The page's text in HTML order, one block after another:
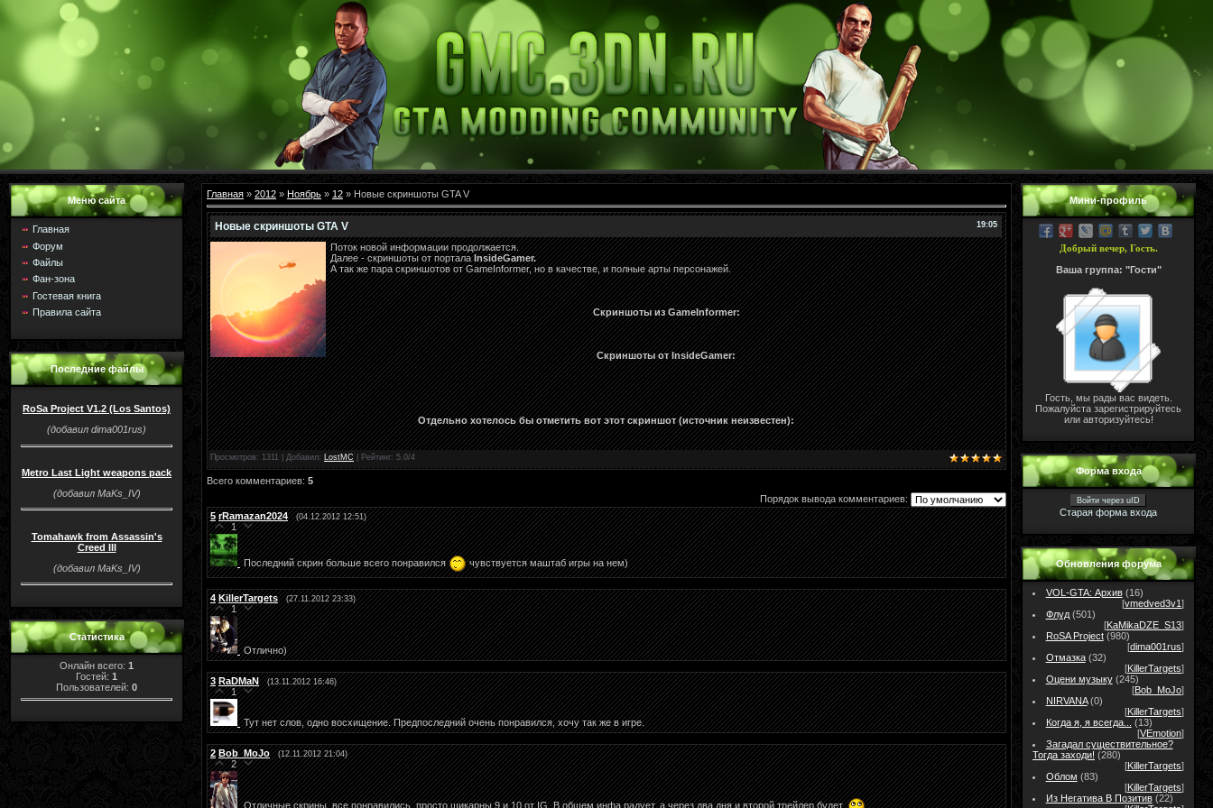
Меню сайта
Главная
Форум
Файлы
Фан-зона
Гостевая книга
Правила сайта
Последние файлы
RoSa Project V1.2 (Los Santos)
(добавил dima001rus)
Metro Last Light weapons pack
(добавил MaKs_IV)
Tomahawk from Assassin's
Creed III
(добавил MaKs_IV)
Статистика
Онлайн всего: 1
Гостей: 1
Пользователей: 0
Главная » 2012 » Ноябрь » 12 » Новые скриншоты GTA V
19:05
Новые скриншоты GTA V
Поток новой информации продолжается.
Далее - скриншоты от порталаInsideGamer.
А так же пара скриншотов от GameInformer, но в качестве, и полные арты персонажей.
Скриншоты из GameInformer:
Скриншоты от InsideGamer:
Отдельно хотелось бы отметить вот этот скриншот (источник неизвестен):
Просмотров: 1311 | Добавил: LostMC Рейтинг: 5.0/4
Всего комментариев: 5
Порядок вывода комментариев:
5 rRamazan2024 (04.12.2012 12:51)
1
Последний скрин больше всего понравился чувствуется маштаб игры на нем)
4 KillerTargets (27.11.2012 23:33)
1
Отлично)
3 RaDMaN (13.11.2012 16:46)
1
Тут нет слов, одно восхищение. Предпоследний очень понравился, хочу так же в игре.
2 Bob_MoJo (12.11.2012 21:04)
2
Отличные скрины, все понравились, просто шикарны 9 и 10 от IG. В общем инфа радует, а через два дня и второй трейлер будет.
Мини-профиль
Добрый вечер, Гость.
Ваша группа: "Гости"
Гость, мы рады вас видеть.
Пожалуйста зарегистрируйтесь
или авторизуйтесь!
Форма входа
Войти через uID
Старая форма входа
Обновления форума
VOL-GTA: Архив (16)
[vmedved3v1]
Флуд (501)
[KaMikaDZE_S13]
RoSA Project (980)
[dima001rus]
Отмазка (32)
[KillerTargets]
Оцени музыку (245)
[Bob_MoJo]
NIRVANA (0)
[KillerTargets]
Когда я, я всегда...
(13)
[VEmotion]
Загадал существительное?
Тогда заходи! (280)
[KillerTargets]
Облом (83)
[KillerTargets]
Из Негатива В Позитив (22)